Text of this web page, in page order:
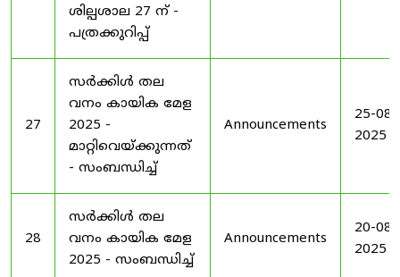
ശില്പശാല 27 ന് -
പത്രക്കുറിപ്പ്
27
സർക്കിൾ തല
വനം കായിക മേള
2025 -
മാറ്റിവെയ്ക്കുന്നത്
- സംബന്ധിച്ച്
Announcements
25-08-
2025
28
സർക്കിൾ തല
വനം കായിക മേള
2025 - സംബന്ധിച്ച്
Announcements
20-08-
2025